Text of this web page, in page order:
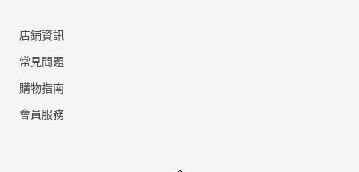
店鋪資訊
常見問題
購物指南
會員服務